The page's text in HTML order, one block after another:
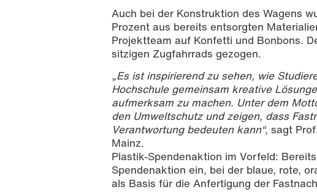
Auch bei der Konstruktion des Wagens
Prozent aus bereits entsorgten
Projektteam auf Konfetti und Bonbons.
sitzigen Zugfahrrads gezogen.
„Es ist inspirierend zu sehen, wie
Hochschule gemeinsam kreative
aufmerksam zu machen. Unter dem
den Umweltschutz und zeigen, dass
Verantwortung bedeuten kann“, sagt
Mainz.
Plastik-Spendenaktion im Vorfeld:
Spendenaktion ein, bei der blaue, rote,
als Basis für die Anfertigung der